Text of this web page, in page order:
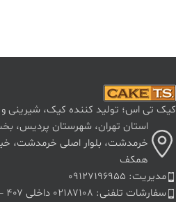
کیک تی اس؛ تولید کننده کیک، شیرینی
استان تهران، شهرستان پردیس،
همکف
مدیریت: ۰۹۱۲۷۱۹۶۹۵۵
سفارشات تلفنی: ۰۲۱۸۷۱۰۸ داخلی ۴۰۷ – ۰۹۳۷۰۴۰۵۳۱۴ – ۰۹۱۲۸۲۱۲۰۰۳